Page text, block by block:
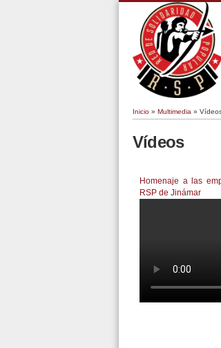
Se encuentra
Inicio » Multimedia »
Vídeos
Homenaje a las
RSP de Jinámar